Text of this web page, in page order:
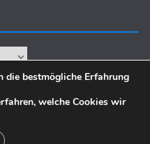
vorbehalten.
Präsentiert von
die bestmögliche Erfahrung
welche Cookies wir